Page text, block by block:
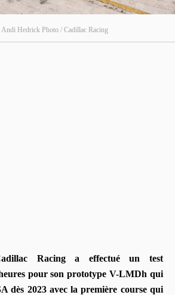
Hedrick Photo / Cadillac Racing
Racing a effectué un test
pour son prototype V-LMDh qui
dès 2023 avec la première course qui